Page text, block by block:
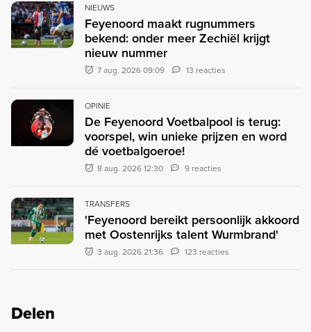
NIEUWS
Feyenoord maakt rugnummers
bekend: onder meer Zechiël krijgt
nieuw nummer
7 aug. 2026 09:09 13 reacties
OPINIE
De Feyenoord Voetbalpool is terug:
voorspel, win unieke prijzen en word
dé voetbalgoeroe!
8 aug. 2026 12:30 9 reacties
TRANSFERS
'Feyenoord bereikt persoonlijk akkoord
met Oostenrijks talent Wurmbrand'
3 aug. 2026 21:36 123 reacties
Delen